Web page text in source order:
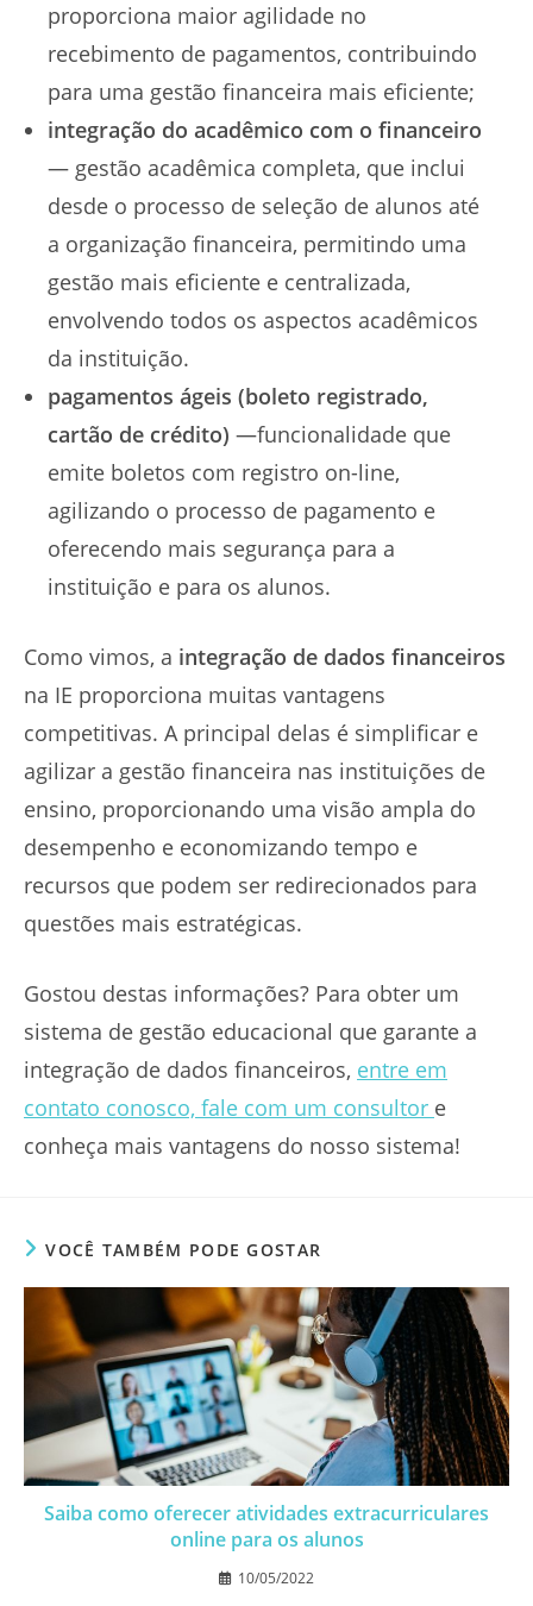
proporciona maior agilidade no
recebimento de pagamentos, contribuindo
para uma gestão financeira mais eficiente;
integração do acadêmico com o financeiro
— gestão acadêmica completa, que inclui
desde o processo de seleção de alunos até
a organização financeira, permitindo uma
gestão mais eficiente e centralizada,
envolvendo todos os aspectos acadêmicos
da instituição.
pagamentos ágeis (boleto registrado,
cartão de crédito) —funcionalidade que
emite boletos com registro on-line,
agilizando o processo de pagamento e
oferecendo mais segurança para a
instituição e para os alunos.
Como vimos, a integração de dados financeiros
na IE proporciona muitas vantagens
competitivas. A principal delas é simplificar e
agilizar a gestão financeira nas instituições de
ensino, proporcionando uma visão ampla do
desempenho e economizando tempo e
recursos que podem ser redirecionados para
questões mais estratégicas.
Gostou destas informações? Para obter um
sistema de gestão educacional que garante a
integração de dados financeiros, entre em
contato conosco, fale com um consultor e
conheça mais vantagens do nosso sistema!
VOCÊ TAMBÉM PODE GOSTAR
Saiba como oferecer atividades extracurriculares
online para os alunos
10/05/2022